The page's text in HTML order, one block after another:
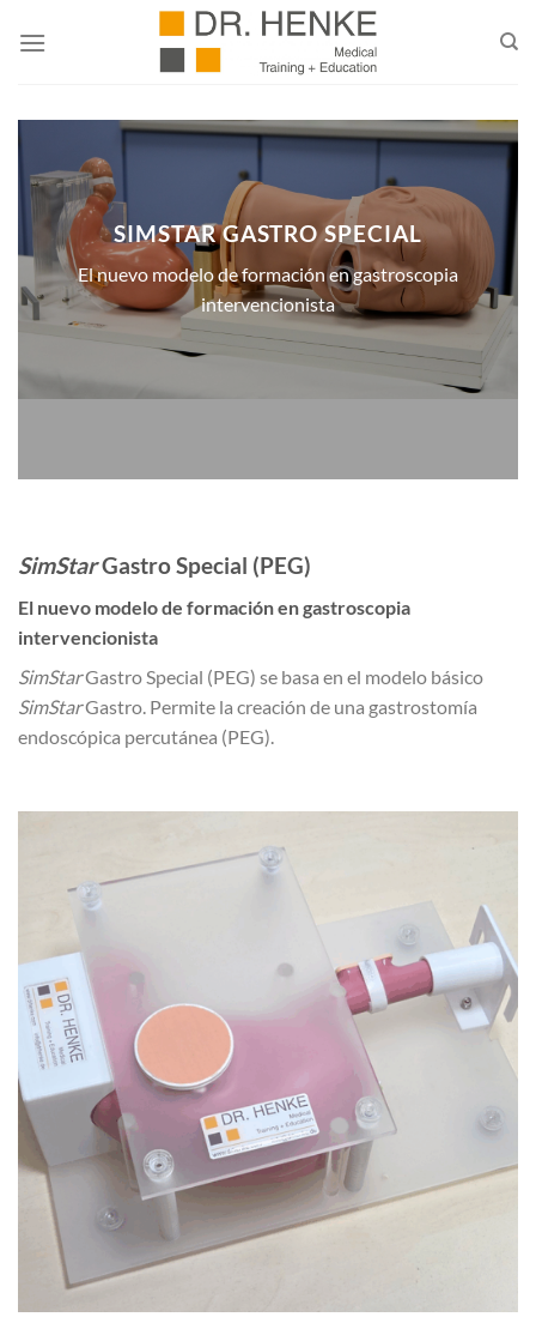
SIMSTAR GASTRO SPECIAL
El nuevo modelo de formación en gastroscopia
intervencionista
SimStarGastro Special (PEG)
El nuevo modelo de formación en gastroscopia
intervencionista
SimStarGastro Special (PEG) se basa en el modelo básico
SimStarGastro. Permite la creación de una gastrostomía
endoscópica percutánea (PEG).